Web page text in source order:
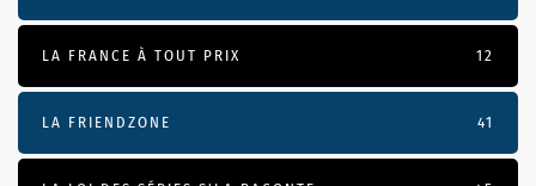
LA FRANCE À TOUT PRIX 12
LA FRIENDZONE 41